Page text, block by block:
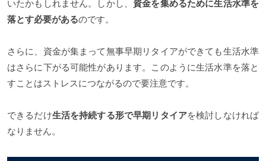
いたかもしれません。しかし、 資金を集めるために生活水準を
落とす必要があるのです。
さらに、資金が集まって無事早期リタイアができても生活水準
はさらに下がる可能性があります。このように生活水準を落と
すことはストレスにつながるので要注意です。
できるだけ生活を持続する形で早期リタイアを検討しなければ
なりません。